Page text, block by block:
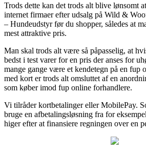
Trods dette kan det trods alt blive lønsomt
internet firmaer efter udsalg på Wild &
– Hundeudstyr før du shopper, således at
mest attraktive pris.
Man skal trods alt være så påpasselig, at
bedst i test varer for en pris der anses for
mange gange være et kendetegn på en fup
med kort er trods alt omsluttet af en
som køber imod fup online forhandlere.
Vi tilråder kortbetalinger eller MobilePay.
bruge en afbetalingsløsning fra for
higer efter at finansiere regningen over en